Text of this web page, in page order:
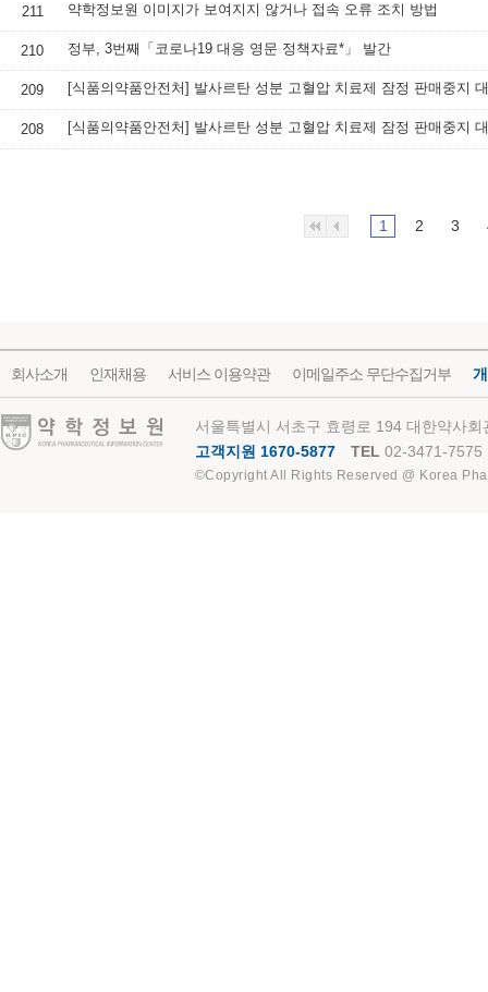
211 약학정보원 이미지가 보여지지 않거나 접속 오류 조치 방법
210 정부, 3번째「코로나19 대응 영문 정책자료*」 발간
209
208
1 2 3
회사소개 인재채용 서비스 이용약관 이메일주소 무단수집거부
약학정보원
서울특별시 서초구 효령로 194 대한약사
고객지원 1670-5877
TEL 02-3471-7575
©Copyright All Rights Reserved @ Korea